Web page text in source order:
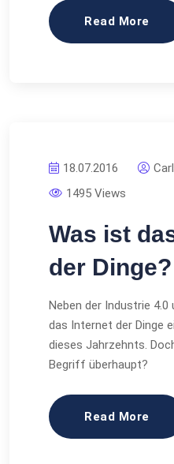
Read More
18.07.2016
1495 Views
Was ist
der Dinge?
Neben der Industrie
das Internet der Dinge
dieses Jahrzehnts.
Begriff überhaupt?
Read More